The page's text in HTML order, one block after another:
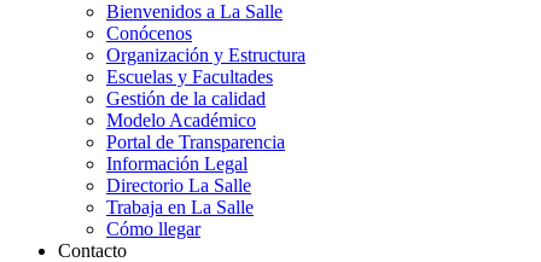
Bienvenidos a La Salle
Conócenos
Organización y Estructura
Escuelas y Facultades
Gestión de la calidad
Modelo Académico
Portal de Transparencia
Información Legal
Directorio La Salle
Trabaja en La Salle
Cómo llegar
Contacto